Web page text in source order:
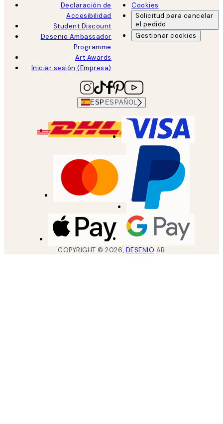
Declaración de
Accesibilidad
Student Discount
Desenio Ambassador
Programme
Art Awards
Iniciar sesión (Empresa)
Cookies
Solicitud para cancelar
el pedido
Gestionar cookies
ESP ESPAÑOL
COPYRIGHT ©2026, DESENIO AB